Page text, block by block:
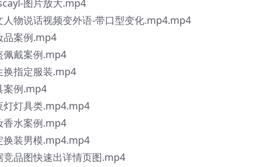
图片放大.mp4
人物说话视频变外语-带口型变化.mp4.mp4
品案例.mp4
佩戴案例.mp4
换指定服装.mp4
案例.mp4
灯灯具类.mp4.mp4
香水案例.mp4
换装男模.mp4.mp4
竞品图快速出详情页图.mp4